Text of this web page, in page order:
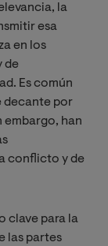
la
esa
en los
de
Es común
decante por
embargo, han
conflicto y de
clave para la
las partes